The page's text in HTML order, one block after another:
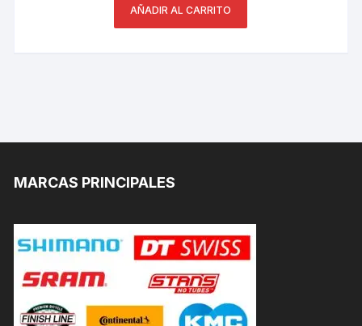
AÑADIR AL CARRITO
MARCAS PRINCIPALES